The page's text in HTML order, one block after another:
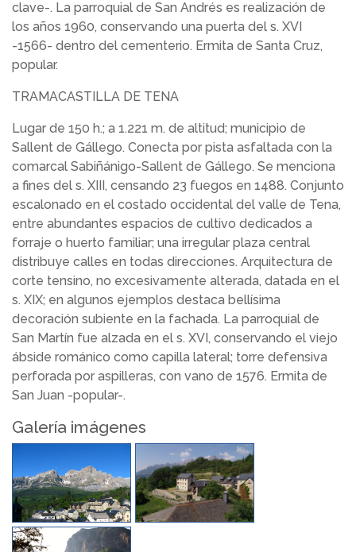
clave-. La parroquial de San Andrés es realización de
los años 1960, conservando una puerta del s. XVI
-1566- dentro del cementerio. Ermita de Santa Cruz,
popular.
TRAMACASTILLA DE TENA
Lugar de 150 h.; a 1.221 m. de altitud; municipio de
Sallent de Gállego. Conecta por pista asfaltada con la
comarcal Sabiñánigo-Sallent de Gállego. Se menciona
a fines del s. XIII, censando 23 fuegos en 1488. Conjunto
escalonado en el costado occidental del valle de Tena,
entre abundantes espacios de cultivo dedicados a
forraje o huerto familiar; una irregular plaza central
distribuye calles en todas direcciones. Arquitectura de
corte tensino, no excesivamente alterada, datada en el
s. XIX; en algunos ejemplos destaca bellísima
decoración subiente en la fachada. La parroquial de
San Martín fue alzada en el s. XVI, conservando el viejo
ábside románico como capilla lateral; torre defensiva
perforada por aspilleras, con vano de 1576. Ermita de
San Juan -popular-.
Galería imágenes